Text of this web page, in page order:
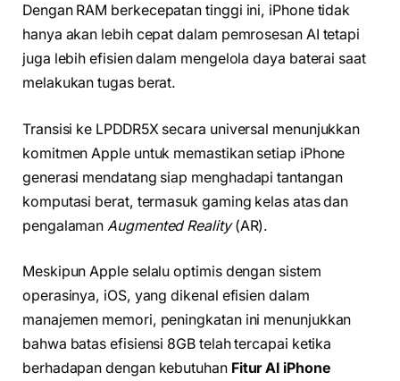
Dengan RAM berkecepatan tinggi ini, iPhone tidak
hanya akan lebih cepat dalam pemrosesan AI tetapi
juga lebih efisien dalam mengelola daya baterai saat
melakukan tugas berat.
Transisi ke LPDDR5X secara universal menunjukkan
komitmen Apple untuk memastikan setiap iPhone
generasi mendatang siap menghadapi tantangan
komputasi berat, termasuk gaming kelas atas dan
pengalamanAugmented Reality(AR).
Meskipun Apple selalu optimis dengan sistem
operasinya, iOS, yang dikenal efisien dalam
manajemen memori, peningkatan ini menunjukkan
bahwa batas efisiensi 8GB telah tercapai ketika
berhadapan dengan kebutuhan Fitur AI iPhone